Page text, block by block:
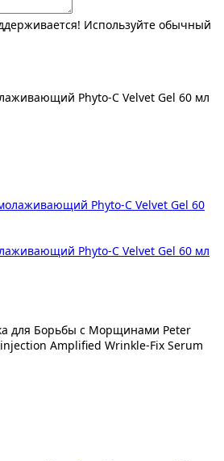
Используйте обычный
Phyto-C Velvet Gel 60 мл
Phyto-C Velvet Gel 60 мл
для Борьбы с Морщинами Peter
Amplified Wrinkle-Fix Serum